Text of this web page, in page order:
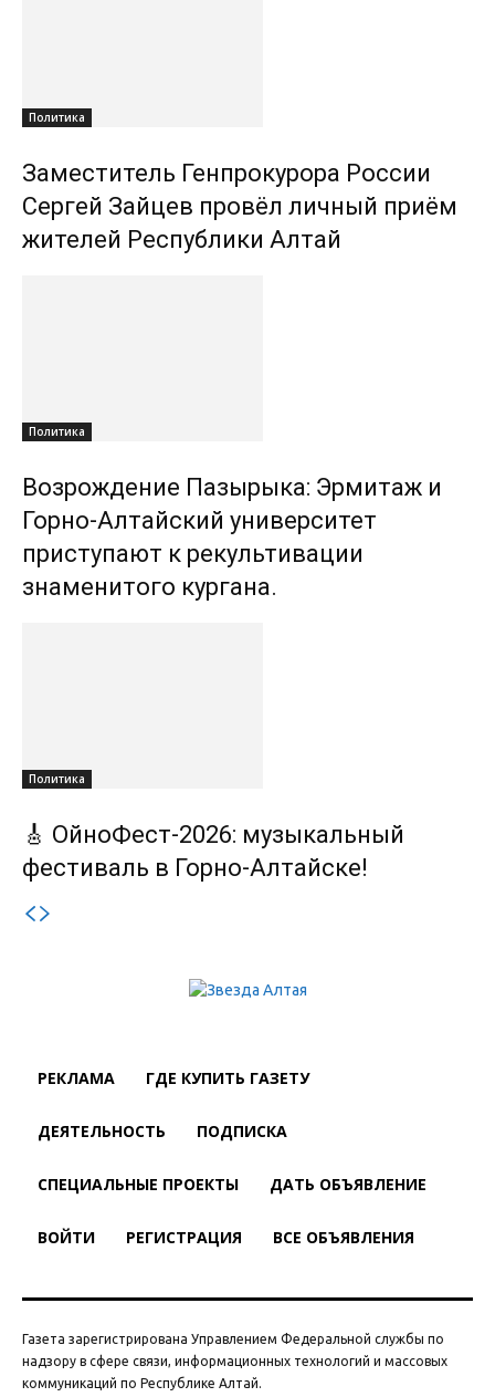
Политика
Заместитель Генпрокурора России
Сергей Зайцев провёл личный приём
жителей Республики Алтай
Политика
Возрождение Пазырыка: Эрмитаж и
Горно-Алтайский университет
приступают к рекультивации
знаменитого кургана.
Политика
🎸 ОйноФест-2026: музыкальный
фестиваль в Горно-Алтайске!
РЕКЛАМА ГДЕ КУПИТЬ ГАЗЕТУ
ДЕЯТЕЛЬНОСТЬ ПОДПИСКА
СПЕЦИАЛЬНЫЕ ПРОЕКТЫ ДАТЬ ОБЪЯВЛЕНИЕ
ВОЙТИ РЕГИСТРАЦИЯ ВСЕ ОБЪЯВЛЕНИЯ
Газета зарегистрирована Управлением Федеральной службы по
надзору в сфере связи, информационных технологий и массовых
коммуникаций по Республике Алтай.